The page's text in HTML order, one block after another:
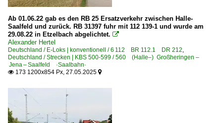
Zweikraftloks | Zweikrafthybridloks | 90 80
2 159 BR 159 ·Eurodual·
Frankreich
E-Loks | Mehrsystem
BB 37000 · 37500 ·Prima 3-System·
Italien
Ab 01.06.22 gab es den RB 25 Ersatzverkehr zwischen Halle-
Saalfeld und zurück. RB 31397 fuhr mit 112 139-1 und wurde am
29.08.22 in Etzelbach abgelichtet. 
Alexander Hertel
Deutschland / E-Loks | konventionell / 6 112 BR 112.1 DR 212,
Deutschland / Strecken | KBS 500-599 / 560 (Halle–) Großheringen –
Jena – Saalfeld ·Saalbahn·
 173 1200x854 Px, 27.05.2025 